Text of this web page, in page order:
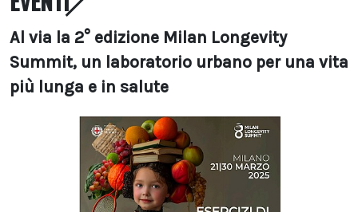
Al via la 2° edizione Milan Longevity
Summit, un laboratorio urbano per una vita
più lunga e in salute